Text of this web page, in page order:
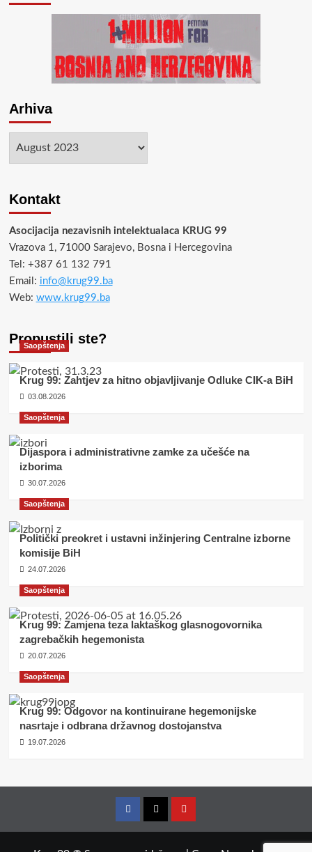
Arhiva
Kontakt
Asocijacija nezavisnih intelektualaca KRUG 99
Vrazova 1, 71000 Sarajevo, Bosna i Hercegovina
Tel: +387 61 132 791
Email: info@krug99.ba
Web: www.krug99.ba
Propustili ste?
Saopštenja
Krug 99: Zahtjev za hitno objavljivanje Odluke CIK-a BiH
03.08.2026
Saopštenja
Dijaspora i administrativne zamke za učešće na
izborima
30.07.2026
Saopštenja
Politički preokret i ustavni inžinjering Centralne izborne
komisije BiH
24.07.2026
Saopštenja
Krug 99: Zamjena teza laktaškog glasnogovornika
zagrebačkih hegemonista
20.07.2026
Saopštenja
Krug 99: Odgovor na kontinuirane hegemonijske
nasrtaje i odbrana državnog dostojanstva
19.07.2026
FacebookTwitterYouTube